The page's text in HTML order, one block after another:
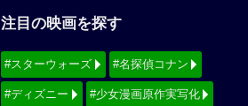
注目の映画を探す
#スターウォーズ #名探偵コナン
#ディズニー #少女漫画原作実写化